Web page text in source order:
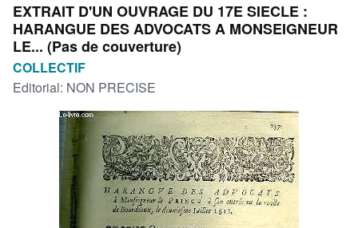
Consultar mis pedidos
Búsqueda avanzada
Colecciones
Arte y coleccionismo
Vendedores
Comenzar a vender
EXTRAIT D'UN OUVRAGE DU 17E SIECLE :
HARANGUE DES ADVOCATS A MONSEIGNEUR
LE... (Pas de couverture)
COLLECTIF
Editorial: NON PRECISE